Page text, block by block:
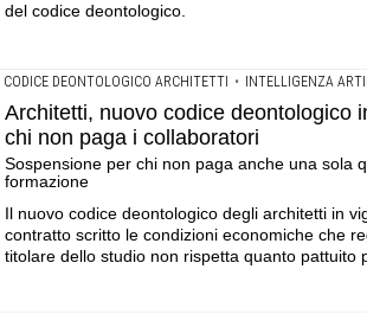
del codice deontologico.
CODICE DEONTOLOGICO ARCHITETTI • INTELLIGENZA
Architetti, nuovo codice deontologico
chi non paga i collaboratori
Sospensione per chi non paga anche una sola
formazione
Il nuovo codice deontologico degli architetti in
contratto scritto le condizioni economiche che
titolare dello studio non rispetta quanto pattuito